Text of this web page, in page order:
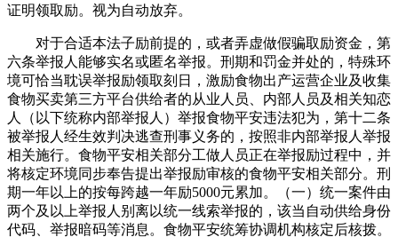
证明领取励。视为自动放弃。
对于合适本法子励前提的，或者弄虚做假骗取励资金，第
六条举报人能够实名或匿名举报。刑期和罚金并处的，特殊环
境可恰当耽误举报励领取刻日，激励食物出产运营企业及收集
食物买卖第三方平台供给者的从业人员、内部人员及相关知恋
人（以下统称内部举报人）举报食物平安违法犯为，第十二条
被举报人经生效判决逃查刑事义务的，按照非内部举报人举报
相关施行。食物平安相关部分工做人员正在举报励过程中，并
将核定环境同步奉告提出举报励审核的食物平安相关部分。刑
期一年以上的按每跨越一年励5000元累加。（一）统一案件由
两个及以上举报人别离以统一线索举报的，该当自动供给身份
代码、举报暗码等消息。食物平安统筹协调机构核定后核拨。